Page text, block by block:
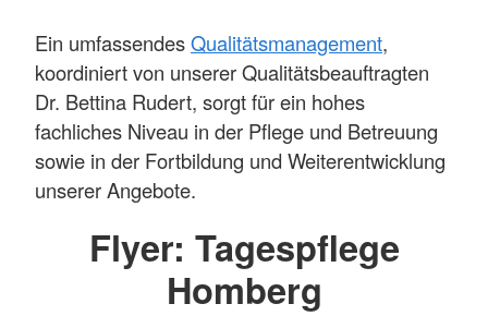
Ein umfassendesQualitätsmanagement,
koordiniert von unserer Qualitätsbeauftragten
Dr. Bettina Rudert, sorgt für ein hohes
fachliches Niveau in der Pflege und Betreuung
sowie in der Fortbildung und Weiterentwicklung
unserer Angebote.
Flyer: Tagespflege
Homberg